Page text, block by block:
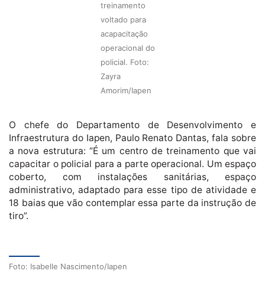
treinamento
voltado para
acapacitação
operacional do
policial. Foto:
Zayra
Amorim/Iapen
O chefe do Departamento de Desenvolvimento e
Infraestrutura do Iapen, Paulo Renato Dantas, fala sobre
a nova estrutura: “É um centro de treinamento que vai
capacitar o policial para a parte operacional. Um espaço
coberto, com instalações sanitárias, espaço
administrativo, adaptado para esse tipo de atividade e
18 baias que vão contemplar essa parte da instrução de
tiro”.
Foto: Isabelle Nascimento/Iapen